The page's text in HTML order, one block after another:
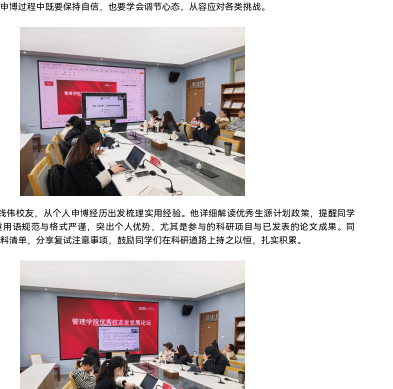
博过程中既要保持自信，也要学会调节心态，从容应对各类挑战。
伟校友，从个人申博经历出发梳理实用经验。他详细解读优秀生源计划政策，提醒同学
语规范与格式严谨，突出个人优势，尤其是参与的科研项目与已发表的论文成果。同
清单，分享复试注意事项，鼓励同学们在科研道路上持之以恒，扎实积累。